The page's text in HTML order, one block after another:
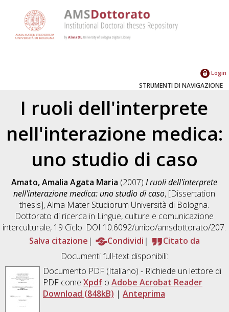
Login
STRUMENTI DI NAVIGAZIONE
I ruoli dell'interprete
nell'interazione medica:
uno studio di caso
Amato, Amalia Agata Maria (2007)I ruoli dell'interprete
nell'interazione medica: uno studio di caso, [Dissertation
thesis], Alma Mater Studiorum Università di Bologna.
Dottorato di ricerca in Lingue, culture e comunicazione
interculturale, 19 Ciclo. DOI 10.6092/unibo/amsdottorato/207.
Salva citazione
Condividi
Citato da
Documenti full-text disponibili:
Documento PDF(Italiano) - Richiede un lettore di
PDF come Xpdfo Adobe Acrobat Reader
Download (848kB) | Anteprima